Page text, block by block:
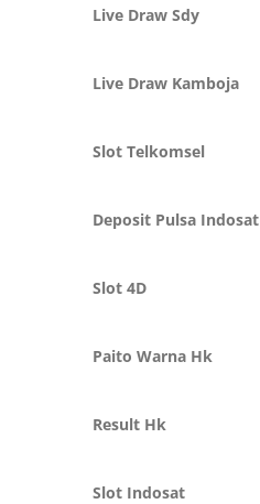
Live Draw Sdy
Live Draw Kamboja
Slot Telkomsel
Deposit Pulsa Indosat
Slot 4D
Paito Warna Hk
Result Hk
Slot Indosat